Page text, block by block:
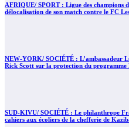
AFRIQUE/ SPORT : Ligue des champions
délocalisation de son match contre le FC
NEW-YORK/ SOCIÉTÉ : L’ambassadeur
Rick Scott sur la protection du programme
SUD-KIVU/ SOCIÉTÉ : Le philanthrope
cahiers aux écoliers de la chefferie de